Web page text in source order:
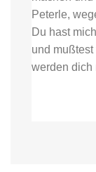
Peterle,
Du hast
und
werden dich